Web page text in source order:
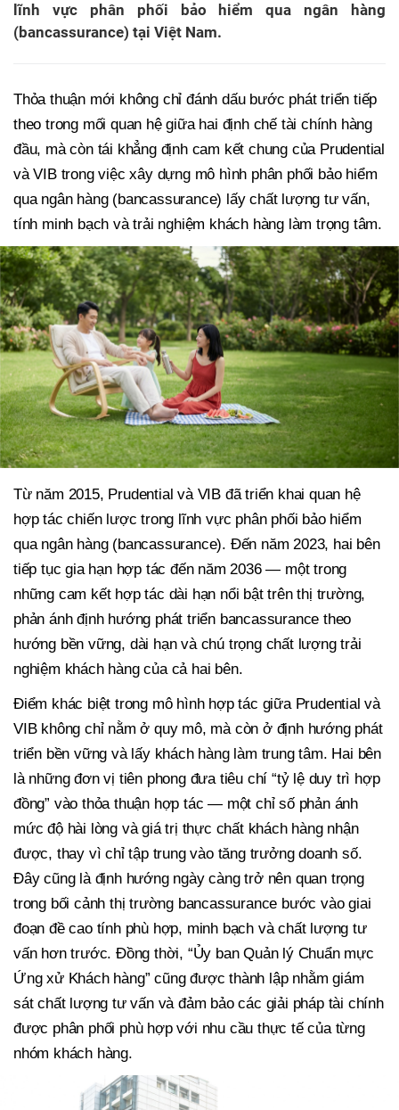
lĩnh vực phân phối bảo hiểm qua ngân hàng
(bancassurance) tại Việt Nam.
Thỏa thuận mới không chỉ đánh dấu bước phát triển tiếp
theo trong mối quan hệ giữa hai định chế tài chính hàng
đầu, mà còn tái khẳng định cam kết chung của Prudential
và VIB trong việc xây dựng mô hình phân phối bảo hiểm
qua ngân hàng (bancassurance) lấy chất lượng tư vấn,
tính minh bạch và trải nghiệm khách hàng làm trọng tâm.
Từ năm 2015, Prudential và VIB đã triển khai quan hệ
hợp tác chiến lược trong lĩnh vực phân phối bảo hiểm
qua ngân hàng (bancassurance). Đến năm 2023, hai bên
tiếp tục gia hạn hợp tác đến năm 2036 — một trong
những cam kết hợp tác dài hạn nổi bật trên thị trường,
phản ánh định hướng phát triển bancassurance theo
hướng bền vững, dài hạn và chú trọng chất lượng trải
nghiệm khách hàng của cả hai bên.
Điểm khác biệt trong mô hình hợp tác giữa Prudential và
VIB không chỉ nằm ở quy mô, mà còn ở định hướng phát
triển bền vững và lấy khách hàng làm trung tâm. Hai bên
là những đơn vị tiên phong đưa tiêu chí “tỷ lệ duy trì hợp
đồng” vào thỏa thuận hợp tác — một chỉ số phản ánh
mức độ hài lòng và giá trị thực chất khách hàng nhận
được, thay vì chỉ tập trung vào tăng trưởng doanh số.
Đây cũng là định hướng ngày càng trở nên quan trọng
trong bối cảnh thị trường bancassurance bước vào giai
đoạn đề cao tính phù hợp, minh bạch và chất lượng tư
vấn hơn trước. Đồng thời, “Ủy ban Quản lý Chuẩn mực
Ứng xử Khách hàng” cũng được thành lập nhằm giám
sát chất lượng tư vấn và đảm bảo các giải pháp tài chính
được phân phối phù hợp với nhu cầu thực tế của từng
nhóm khách hàng.